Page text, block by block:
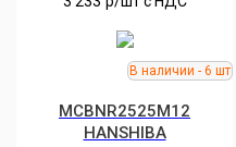
MCBNR2525M12
HANSHIBA